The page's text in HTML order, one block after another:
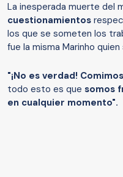
La inesperada muerte del
cuestionamientos
los que se someten los
fue la misma Marinho
"¡No es verdad!
todo esto es que somos
en cualquier momento".